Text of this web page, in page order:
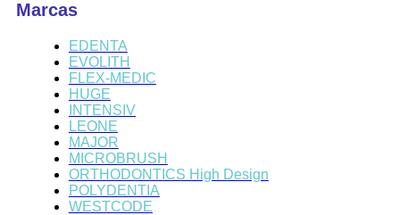
Marcas
EDENTA
EVOLITH
FLEX-MEDIC
HUGE
INTENSIV
LEONE
MAJOR
MICROBRUSH
ORTHODONTICS High Design
POLYDENTIA
WESTCODE